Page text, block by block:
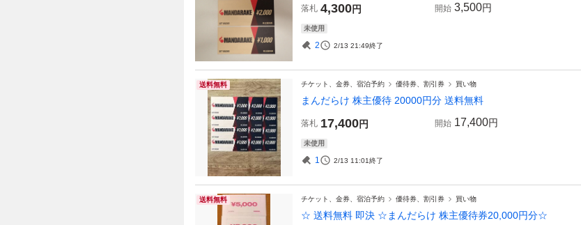
落札 4,300円 開始 3,500円
未使用
2 2/13 21:49終了
送料無料 チケット、金券、宿泊予約 優待券、割引券 買い物
まんだらけ 株主優待 20000円分 送料無料
落札 17,400円 開始 17,400円
未使用
1 2/13 11:01終了
送料無料 チケット、金券、宿泊予約 優待券、割引券 買い物
☆ 送料無料 即決 ☆まんだらけ 株主優待券20,000円分☆